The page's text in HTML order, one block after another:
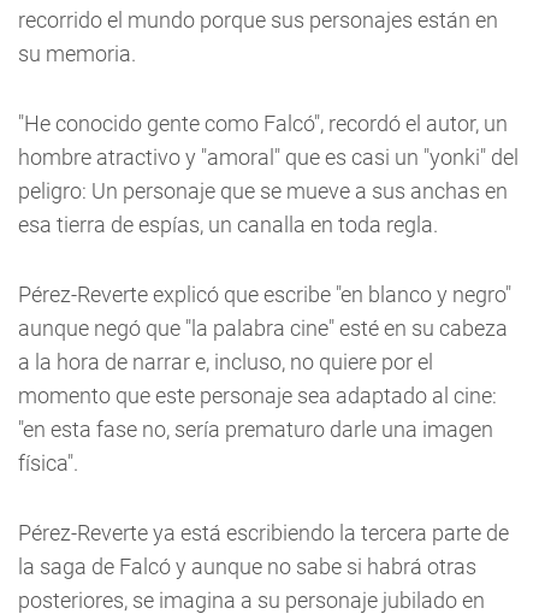
recorrido el mundo porque sus personajes están en
su memoria.
"He conocido gente como Falcó", recordó el autor, un
hombre atractivo y "amoral" que es casi un "yonki" del
peligro: Un personaje que se mueve a sus anchas en
esa tierra de espías, un canalla en toda regla.
Pérez-Reverte explicó que escribe "en blanco y negro"
aunque negó que "la palabra cine" esté en su cabeza
a la hora de narrar e, incluso, no quiere por el
momento que este personaje sea adaptado al cine:
"en esta fase no, sería prematuro darle una imagen
física".
Pérez-Reverte ya está escribiendo la tercera parte de
la saga de Falcó y aunque no sabe si habrá otras
posteriores, se imagina a su personaje jubilado en